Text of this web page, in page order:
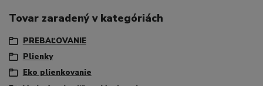
Tovar zaradený v kategóriách
PREBAĽOVANIE
Plienky
Eko plienkovanie